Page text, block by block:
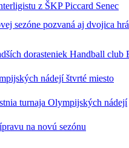
z ŠKP Piccard Senec
sezóne pozvaná aj dvojica
dorasteniek Handball club
nádejí štvrté miesto
turnaja Olympijských nádejí
na novú sezónu